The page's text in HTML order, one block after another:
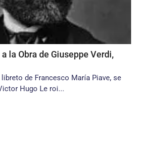
la Obra de Giuseppe Verdi,
de Francesco María Piave, se
Hugo Le roi...